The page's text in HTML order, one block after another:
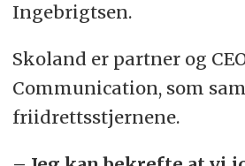
Ingebrigtsen.
Skoland er partner og
Communication, som
friidrettsstjernene.